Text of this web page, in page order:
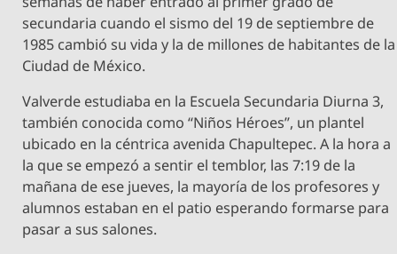
secundaria cuando el sismo del 19 de septiembre de
1985 cambió su vida y la de millones de habitantes de la
Ciudad de México.
Valverde estudiaba en la Escuela Secundaria Diurna 3,
también conocida como “Niños Héroes”, un plantel
ubicado en la céntrica avenida Chapultepec. A la hora a
la que se empezó a sentir el temblor, las 7:19 de la
mañana de ese jueves, la mayoría de los profesores y
alumnos estaban en el patio esperando formarse para
pasar a sus salones.